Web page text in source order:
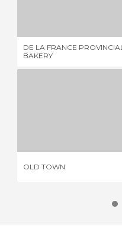
DE LA FRANCE
BAKERY
OLD TOWN